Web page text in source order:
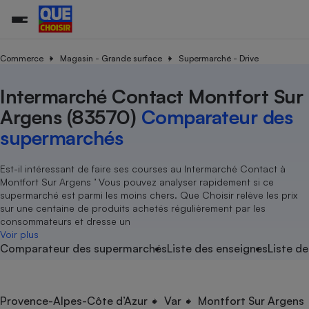
Commerce Magasin - Grande surface Supermarché - Drive
Intermarché Contact Montfort Sur
Argens (83570) Comparateur des
supermarchés
Est-il intéressant de faire ses courses au Intermarché Contact à
Montfort Sur Argens ’ Vous pouvez analyser rapidement si ce
supermarché est parmi les moins chers. Que Choisir relève les prix
sur une centaine de produits achetés régulièrement par les
consommateurs et dresse un
Voir plus
Comparateur des supermarchésListe des enseignesListe
Provence-Alpes-Côte d’Azur Var Montfort Sur Argens
Additifs
Agriculture
Produit alimentaire
Achat - Vente - Location
Carburant
Magasin - Grande surface
Marketing - Fidélisation
Organismes de défense
Système judiciairegratuit
Air
Eau
Achat - Vente - Travaux
Location
Sport
Vacances - Tourisme
électrique
Démarche administrative
Senior
Service marchand
Train
Transport aérien
Toutes les actualités
Enquêtes
Guides d'achat
Conseils
Brèves
Tous les services
Soumettre un litige
Lettres types
Rencontrer une association locale
Tous nos combats
Nos actions
Nos grandes victoires
Les billets de la présidente
Nos associations locales
Nous rejoindre
En savoir plus sur Que Choisir Ensemble
nous ?
L’association
Nos missions
Notre méthodologie
Notre financement
Nos partenaires
Nous rejoindre